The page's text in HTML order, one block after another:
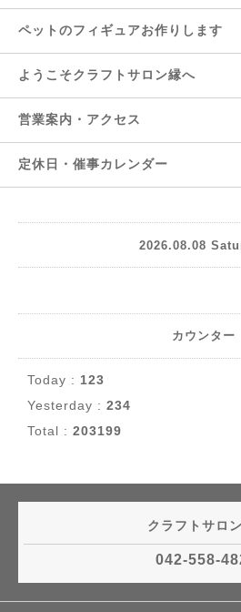
ペットのフィギュアお作りします
ようこそクラフトサロン縁へ
営業案内・アクセス
定休日・催事カレンダー
2026.08.08
カウンター
Today : 123
Yesterday : 234
Total : 203199
クラフトサロ
042-558-